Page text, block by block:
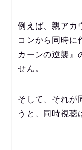
例えば、親アカ
コンから同時に
カーンの逆襲』
せん。
そして、それが
うと、同時視聴